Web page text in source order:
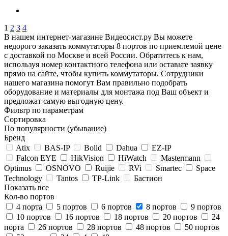
1 2 3 4
В нашем интернет-магазине Видеосист.ру Вы можете
недорого заказать коммутаторы 8 портов по приемлемой цене
с доставкой по Москве и всей России. Обратитесь к нам,
используя номер контактного телефона или оставьте заявку
прямо на сайте, чтобы купить коммутаторы. Сотрудники
нашего магазина помогут Вам правильно подобрать
оборудование и материалы для монтажа под Ваш объект и
предложат самую выгодную цену.
Фильтр по параметрам
Сортировка
По популярности (убывание)
Бренд
Atix
BAS-IP Bolid Dahua
EZ-IP
Falcon EYE
HikVision HiWatch
Mastermann
Optimus
OSNOVO Ruijie RVi Smartec
Space
Technology
Tantos TP-Link
Бастион
Показать все
Кол-во портов
4 порта
5 портов 6 портов 8 портов
9 портов
10 портов
16 портов 18 портов 20 портов
24
порта
26 портов 28 портов 48 портов
50 портов